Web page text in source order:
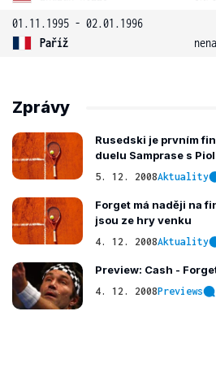
01.11.1995 - 02.01.1996
Paříž
Zprávy
Rusedski je prvním
duelu Samprase s
5. 12. 2008Aktuality
Forget má naději na
jsou ze hry venku
4. 12. 2008Aktuality
Preview: Cash -
4. 12. 2008Previews